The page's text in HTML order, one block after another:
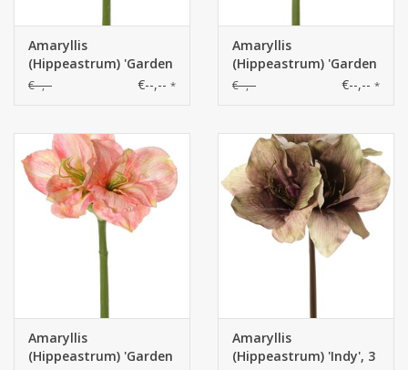
Amaryllis
(Hippeastrum) 'Garden
Art'
€--,-- €--,-- *
Amaryllis
(Hippeastrum) 'Garden
Art'
€--,-- €--,-- *
Amaryllis
(Hippeastrum) 'Garden
Amaryllis
(Hippeastrum) 'Indy', 3